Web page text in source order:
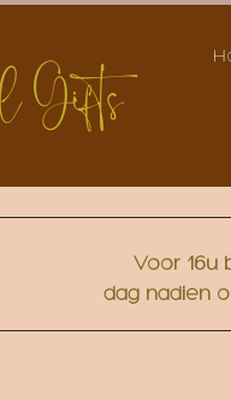
Voor 16u
dag nadien